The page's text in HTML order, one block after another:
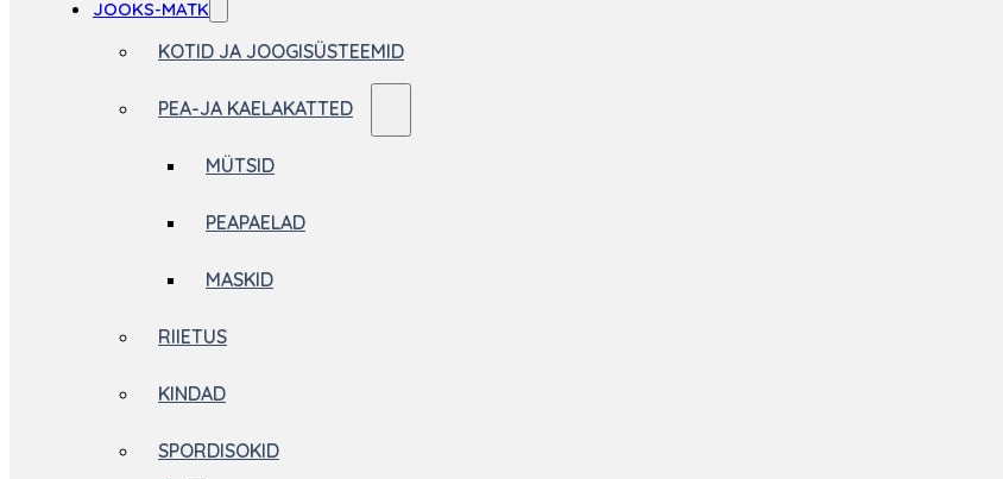
JOOKS-MATK
KOTID JA JOOGISÜSTEEMID
PEA-JA KAELAKATTED
MÜTSID
PEAPAELAD
MASKID
RIIETUS
KINDAD
SPORDISOKID